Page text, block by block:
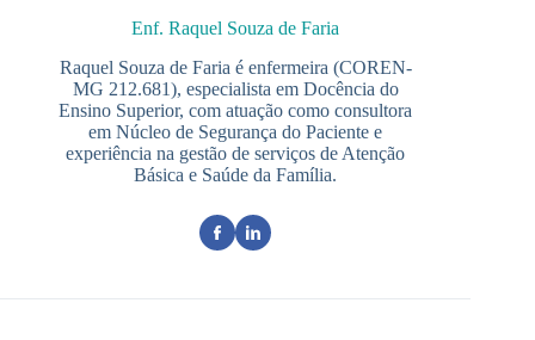
Enf. Raquel Souza de Faria
Raquel Souza de Faria é enfermeira (COREN-
MG 212.681), especialista em Docência do
Ensino Superior, com atuação como consultora
em Núcleo de Segurança do Paciente e
experiência na gestão de serviços de Atenção
Básica e Saúde da Família.